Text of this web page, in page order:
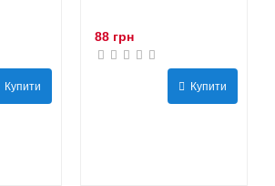
Купити
88 грн
Купити